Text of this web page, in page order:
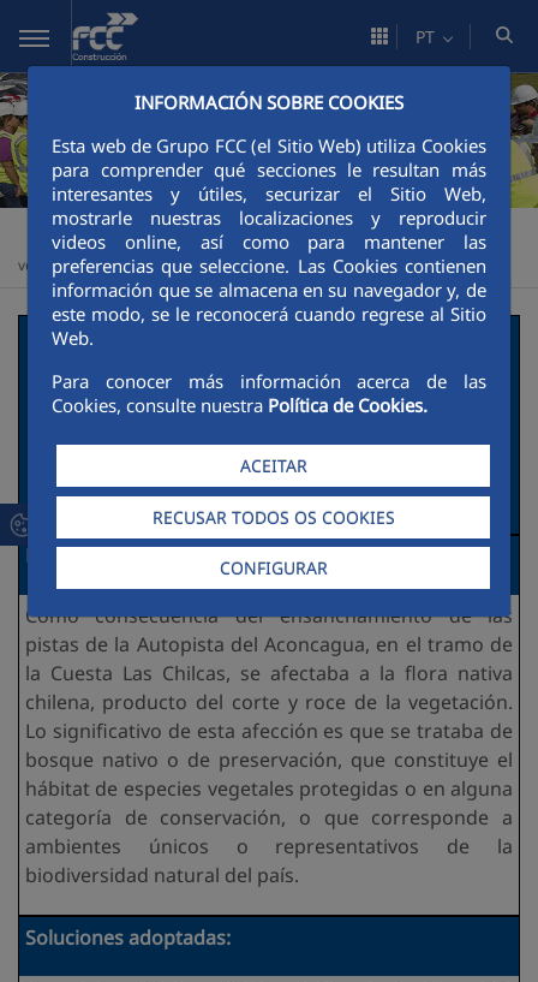
Pular para o Conteúdo principal
INFORMACIÓN SOBRE COOKIES
Esta web de Grupo FCC (el Sitio Web) utiliza Cookies
para comprender qué secciones le resultan más
interesantes y útiles, securizar el Sitio Web,
mostrarle nuestras localizaciones y reproducir
videos online, así como para mantener las
preferencias que seleccione. Las Cookies contienen
información que se almacena en su navegador y, de
este modo, se le reconocerá cuando regrese al Sitio
Web.
Para conocer más información acerca de las
Cookies, consulte nuestra Política de Cookies.
ACEITAR
RECUSAR TODOS OS COOKIES
CONFIGURAR
PT
Construcción > Sustentabilidade
Impulsores de la transición
verde
>Buenas prácticas
Mejoramiento Cuesta
las Chilcas II
Descripción de la actuación social y
ambiental.
Necesidades detectadas:
Como consecuencia del ensanchamiento de las
pistas de la Autopista del Aconcagua, en el tramo de
la Cuesta Las Chilcas, se afectaba a la flora nativa
chilena, producto del corte y roce de la vegetación.
Lo significativo de esta afección es que se trataba de
bosque nativo o de preservación, que constituye el
hábitat de especies vegetales protegidas o en alguna
categoría de conservación, o que corresponde a
ambientes únicos o representativos de la
biodiversidad natural del país.
Soluciones adoptadas: